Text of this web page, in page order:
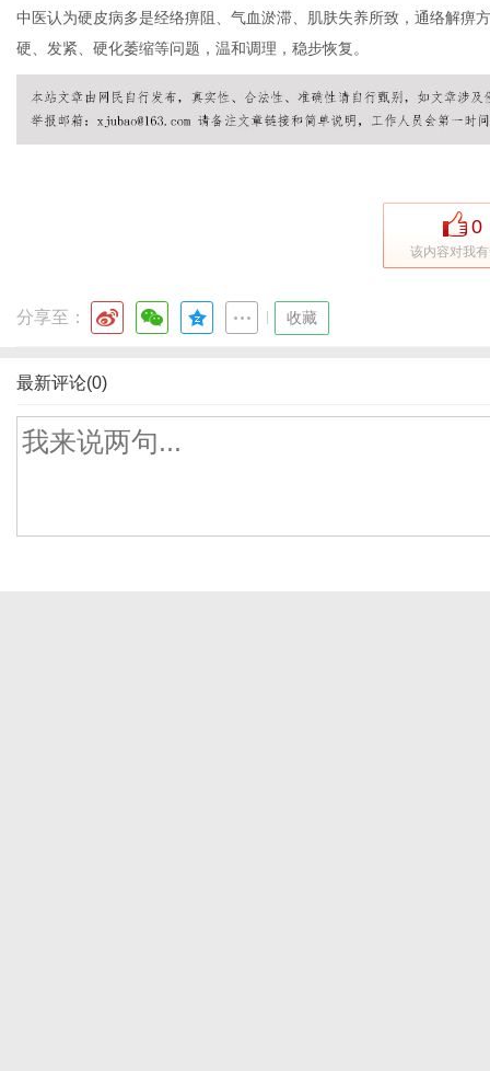
中医认为硬皮病多是经络痹阻、气血淤滞、肌肤失养所致，通络解痹
硬、发紧、硬化萎缩等问题，温和调理，稳步恢复。
0
该内容对我
分享至： 收藏
最新评论(0)